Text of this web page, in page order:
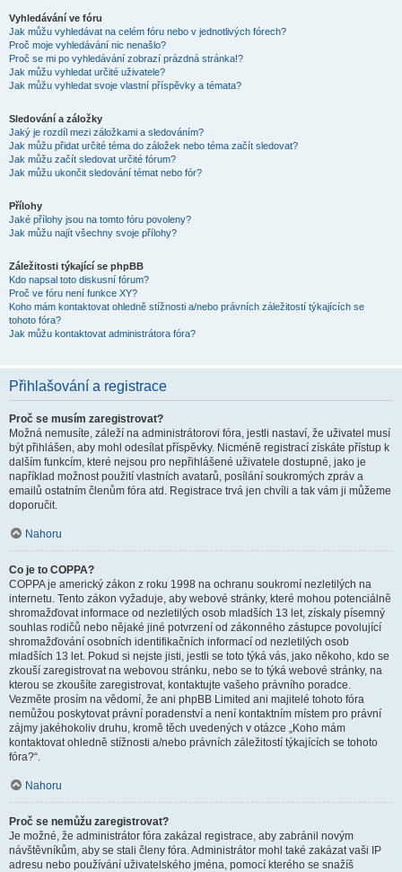
Vyhledávání ve fóru
Jak můžu vyhledávat na celém fóru nebo v jednotlivých fórech?
Proč moje vyhledávání nic nenašlo?
Proč se mi po vyhledávání zobrazí prázdná stránka!?
Jak můžu vyhledat určité uživatele?
Jak můžu vyhledat svoje vlastní příspěvky a témata?
Sledování a záložky
Jaký je rozdíl mezi záložkami a sledováním?
Jak můžu přidat určité téma do záložek nebo téma začít sledovat?
Jak můžu začít sledovat určité fórum?
Jak můžu ukončit sledování témat nebo fór?
Přílohy
Jaké přílohy jsou na tomto fóru povoleny?
Jak můžu najít všechny svoje přílohy?
Záležitosti týkající se phpBB
Kdo napsal toto diskusní fórum?
Proč ve fóru není funkce XY?
Koho mám kontaktovat ohledně stížnosti a/nebo právních záležitostí týkajících se
tohoto fóra?
Jak můžu kontaktovat administrátora fóra?
Přihlašování a registrace
Proč se musím zaregistrovat?
Možná nemusíte, záleží na administrátorovi fóra, jestli nastaví, že uživatel musí
být přihlášen, aby mohl odesílat příspěvky. Nicméně registrací získáte přístup k
dalším funkcím, které nejsou pro nepřihlášené uživatele dostupné, jako je
například možnost použití vlastních avatarů, posílání soukromých zpráv a
emailů ostatním členům fóra atd. Registrace trvá jen chvíli a tak vám ji můžeme
doporučit.
Nahoru
Co je to COPPA?
COPPA je americký zákon z roku 1998 na ochranu soukromí nezletilých na
internetu. Tento zákon vyžaduje, aby webové stránky, které mohou potenciálně
shromažďovat informace od nezletilých osob mladších 13 let, získaly písemný
souhlas rodičů nebo nějaké jiné potvrzení od zákonného zástupce povolující
shromažďování osobních identifikačních informací od nezletilých osob
mladších 13 let. Pokud si nejste jisti, jestli se toto týká vás, jako někoho, kdo se
zkouší zaregistrovat na webovou stránku, nebo se to týká webové stránky, na
kterou se zkoušíte zaregistrovat, kontaktujte vašeho právního poradce.
Vezměte prosím na vědomí, že ani phpBB Limited ani majitelé tohoto fóra
nemůžou poskytovat právní poradenství a není kontaktním místem pro právní
zájmy jakéhokoliv druhu, kromě těch uvedených v otázce „Koho mám
kontaktovat ohledně stížnosti a/nebo právních záležitostí týkajících se tohoto
fóra?“.
Nahoru
Proč se nemůžu zaregistrovat?
Je možné, že administrátor fóra zakázal registrace, aby zabránil novým
návštěvníkům, aby se stali členy fóra. Administrátor mohl také zakázat vaši IP
adresu nebo používání uživatelského jména, pomocí kterého se snažíš